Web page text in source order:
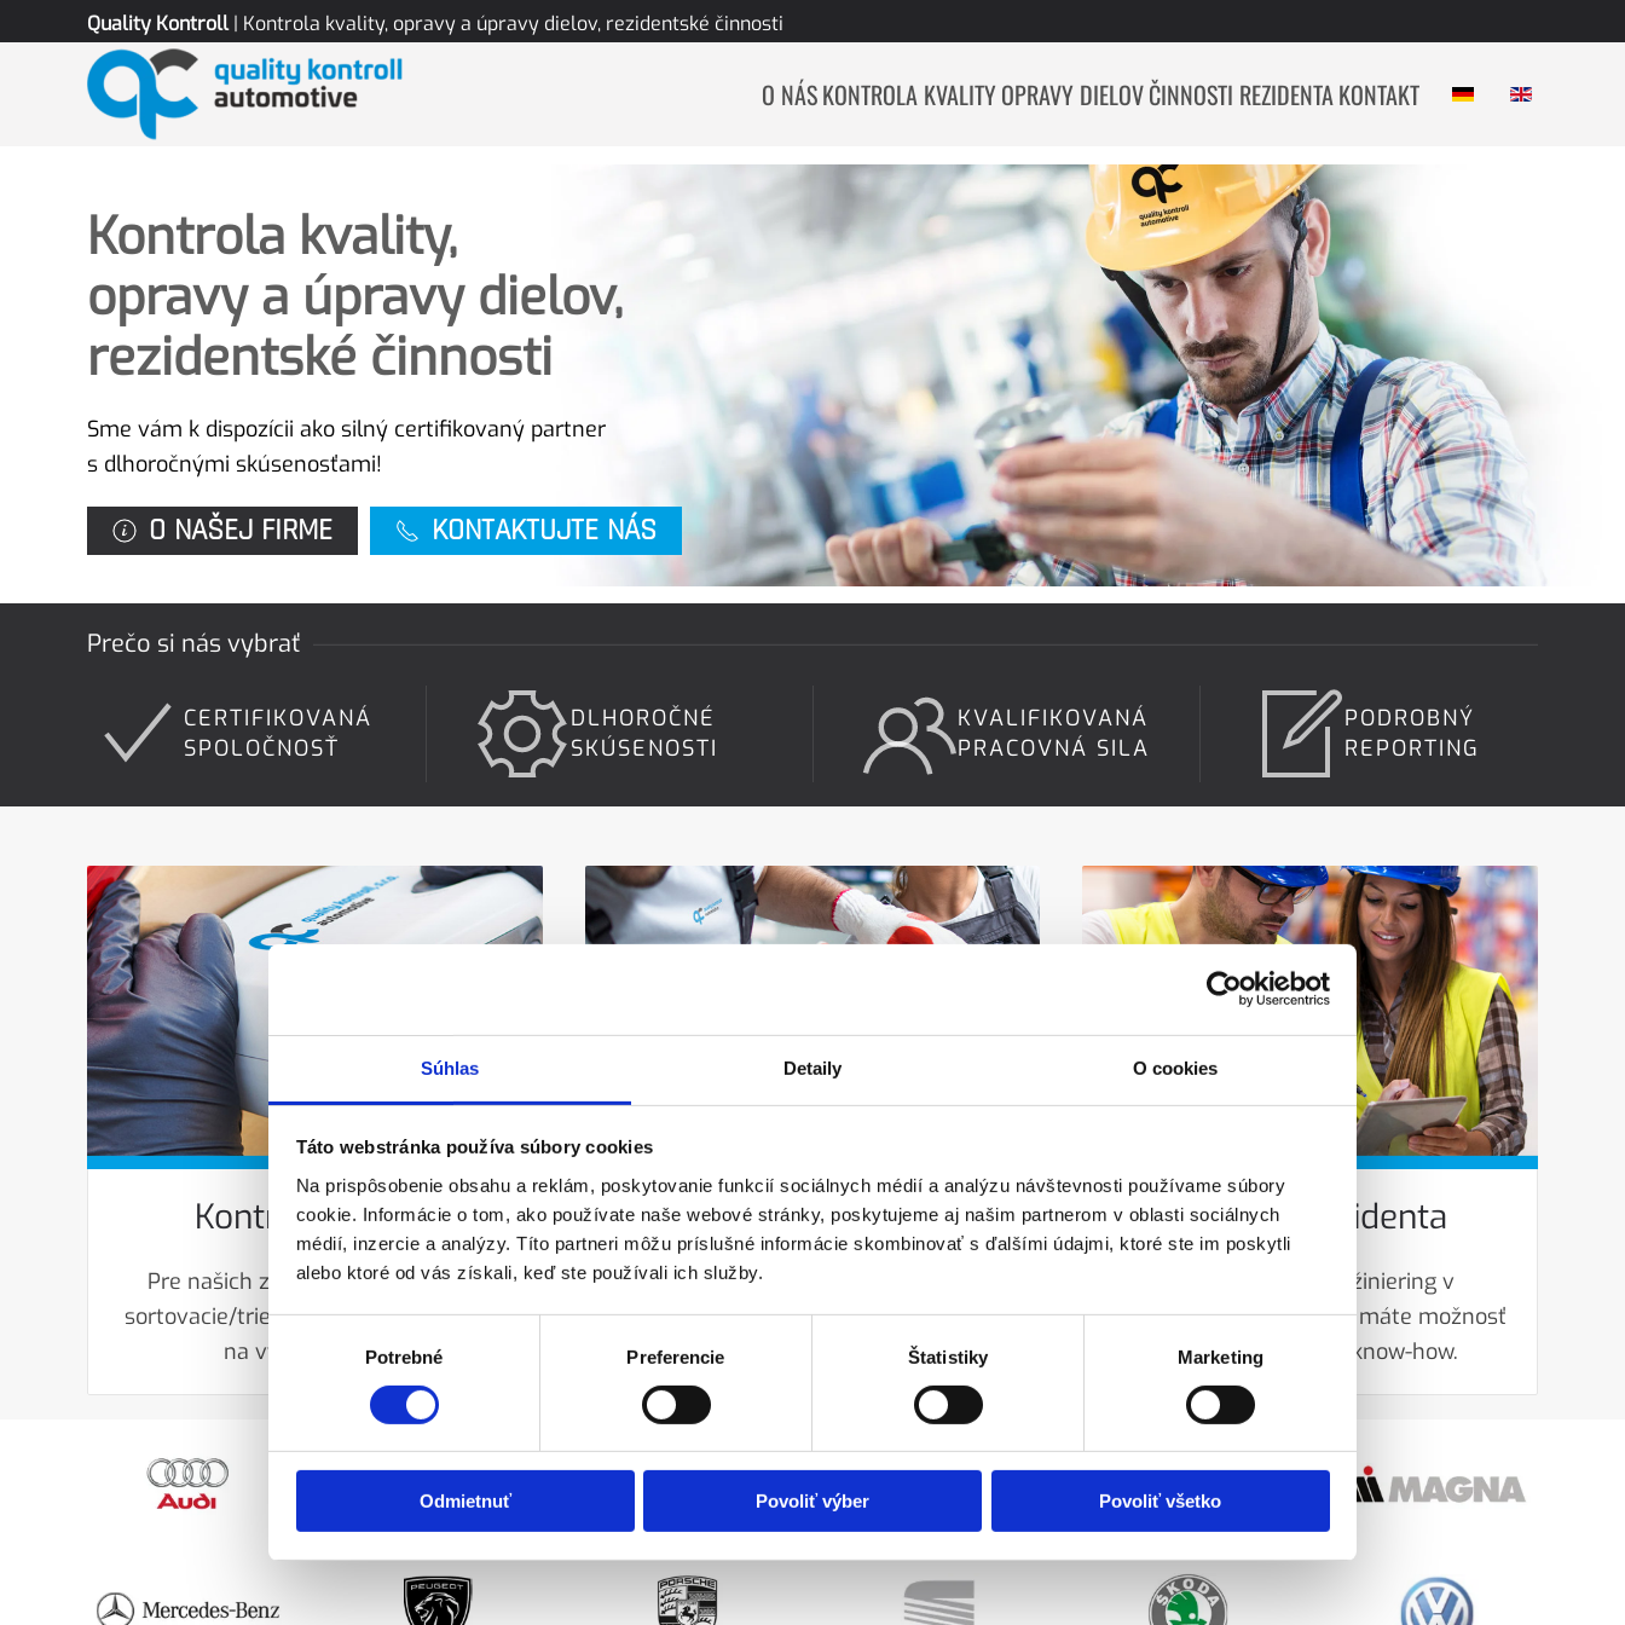
Súhlas Detaily O cookies
Táto webstránka používa súbory cookies
Na prispôsobenie obsahu a reklám, poskytovanie funkcií sociálnych médií a analýzu návštevnosti používame súbory
cookie. Informácie o tom, ako používate naše webové stránky, poskytujeme aj našim partnerom v oblasti sociálnych
médií, inzercie a analýzy. Títo partneri môžu príslušné informácie skombinovať s ďalšími údajmi, ktoré ste im poskytli
alebo ktoré od vás získali, keď ste používali ich služby.
Výber
Potrebné Preferencie Štatistiky Marketing
Odmietnuť Povoliť výber Povoliť všetko
Skip to main content
Quality Kontroll| Kontrola kvality, opravy a úpravy dielov, rezidentské činnosti
O NÁSKONTROLA KVALITY OPRAVY DIELOVČINNOSTI REZIDENTAKONTAKT
Kontrola kvality,
opravy a úpravy dielov,
rezidentské činnosti
Sme vám k dispozícii ako silný certifikovaný partner
s dlhoročnými skúsenosťami!
O NAŠEJ FIRME KONTAKTUJTE NÁS
Prečo si nás vybrať
CERTIFIKOVANÁ
SPOLOČNOSŤ
DLHOROČNÉ
SKÚSENOSTI
KVALIFIKOVANÁ
PRACOVNÁ SILA
PODROBNÝ
REPORTING
Kontrola kvality
Pre našich zákazníkov ponúkame
sortovacie/triediace a kontrolné práce
na vysokej úrovni.
Oprava / úprava dielov
V rámci našich služieb ponúkame
opravy a úpravy dielov.
Činnosti rezidenta
Ako odborník na inžiniering v
automobilovom odvetví máte možnosť
profitovať z nášho know-how.